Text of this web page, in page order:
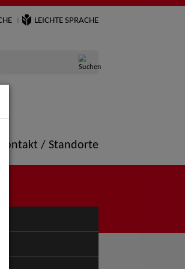
LEICHTE SPRACHE
Kontakt / Standorte